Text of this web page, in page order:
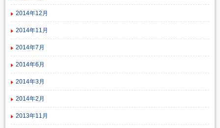
2014年12月
2014年11月
2014年7月
2014年6月
2014年3月
2014年2月
2013年11月